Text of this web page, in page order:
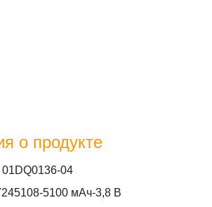
о продукте
04
5100 мАч-3,8 В